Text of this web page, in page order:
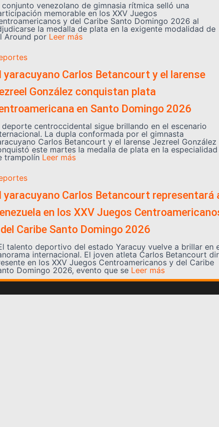
conjunto venezolano de gimnasia rítmica selló una
memorable en los XXV Juegos
y del Caribe Santo Domingo 2026 al
la medalla de plata en la exigente modalidad de
Around por Leer más
yaracuyano Carlos Betancourt y el larense
González conquistan plata
en Santo Domingo 2026
deporte centroccidental sigue brillando en el escenario
La dupla conformada por el gimnasta
Carlos Betancourt y el larense Jezreel González
este martes la medalla de plata en la especialidad
trampolín Leer más
yaracuyano Carlos Betancourt representará
en los XXV Juegos
Caribe Santo Domingo 2026
talento deportivo del estado Yaracuy vuelve a brillar en
internacional. El joven atleta Carlos Betancourt
en los XXV Juegos Centroamericanos y del Caribe
Domingo 2026, evento que se Leer más